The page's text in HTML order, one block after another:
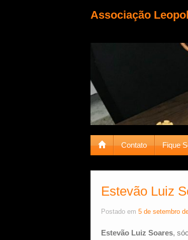
Associação
Contato Fique
Estevão Luiz
Postado em 5 de setembro
Estevão Luiz Soares,